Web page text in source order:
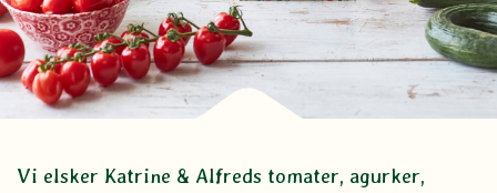
Vi elsker Katrine & Alfreds tomater, agurker,